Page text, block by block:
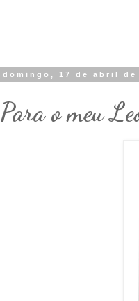
domingo, 17 de abril de
Para o meu